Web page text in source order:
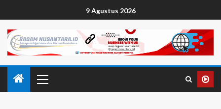
9 Agustus 2026